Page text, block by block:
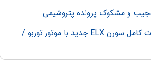
و مشکوک پرونده پتروشیمی
معرفی و مشخصات کامل سورن ELX جدید با موتور توربو /